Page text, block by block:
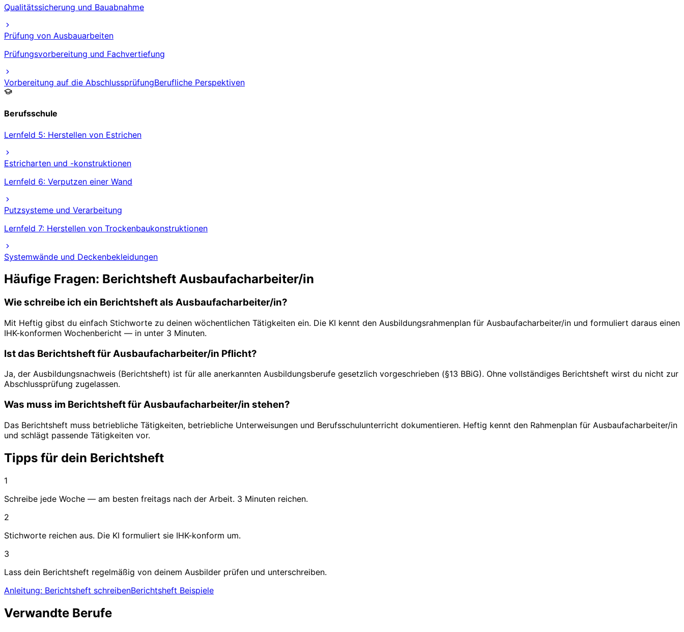
Qualitätssicherung und Bauabnahme
Prüfung von Ausbauarbeiten
Prüfungsvorbereitung und Fachvertiefung
Vorbereitung auf die AbschlussprüfungBerufliche Perspektiven
Berufsschule
Lernfeld 5: Herstellen von Estrichen
Estricharten und -konstruktionen
Lernfeld 6: Verputzen einer Wand
Putzsysteme und Verarbeitung
Lernfeld 7: Herstellen von Trockenbaukonstruktionen
Systemwände und Deckenbekleidungen
Häufige Fragen: Berichtsheft Ausbaufacharbeiter/in
Wie schreibe ich ein Berichtsheft als Ausbaufacharbeiter/in?
Mit Heftig gibst du einfach Stichworte zu deinen wöchentlichen Tätigkeiten ein. Die KI kennt den Ausbildungsrahmenplan für Ausbaufacharbeiter/in und formuliert daraus einen
IHK-konformen Wochenbericht — in unter 3 Minuten.
Ist das Berichtsheft für Ausbaufacharbeiter/in Pflicht?
Ja, der Ausbildungsnachweis (Berichtsheft) ist für alle anerkannten Ausbildungsberufe gesetzlich vorgeschrieben (§13 BBiG). Ohne vollständiges Berichtsheft wirst du nicht zur
Abschlussprüfung zugelassen.
Was muss im Berichtsheft für Ausbaufacharbeiter/in stehen?
Das Berichtsheft muss betriebliche Tätigkeiten, betriebliche Unterweisungen und Berufsschulunterricht dokumentieren. Heftig kennt den Rahmenplan für Ausbaufacharbeiter/in
und schlägt passende Tätigkeiten vor.
Tipps für dein Berichtsheft
1
Schreibe jede Woche — am besten freitags nach der Arbeit. 3 Minuten reichen.
2
Stichworte reichen aus. Die KI formuliert sie IHK-konform um.
3
Lass dein Berichtsheft regelmäßig von deinem Ausbilder prüfen und unterschreiben.
Anleitung: Berichtsheft schreibenBerichtsheft Beispiele
Verwandte Berufe